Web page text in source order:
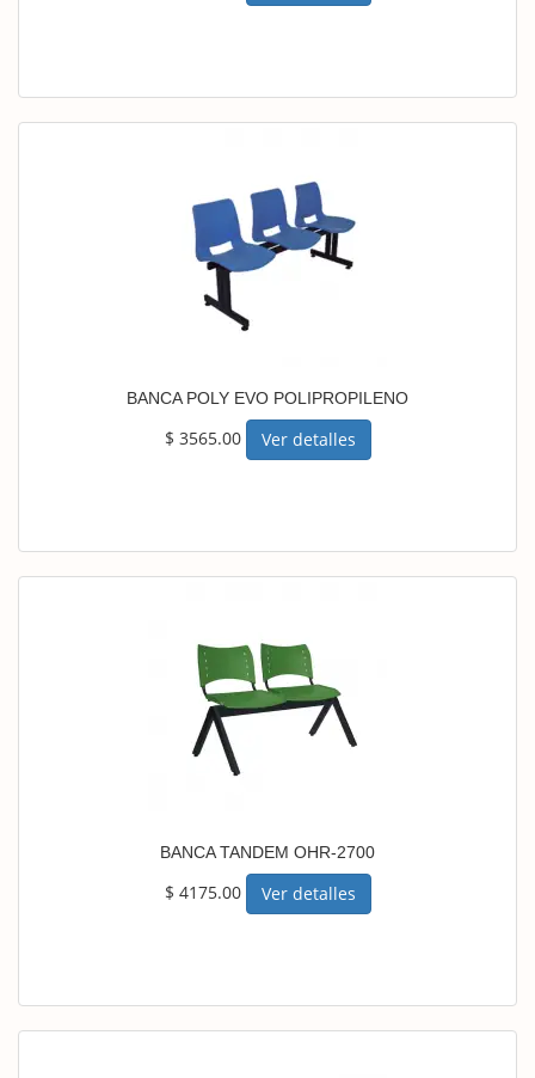
BANCA POLY EVO POLIPROPILENO
$ 3565.00 Ver detalles
BANCA TANDEM OHR-2700
$ 4175.00 Ver detalles